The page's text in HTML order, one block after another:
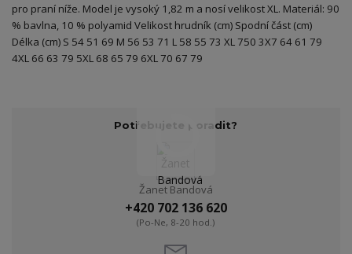
pro praní níže. Model je vysoký 1,82 m a nosí velikost XL. Materiál: 90
% bavlna, 10 % polyamid Velikost hrudník (cm) Spodní část (cm)
Délka (cm) S 54 51 69 M 56 53 71 L 58 55 73 XL 750 3X7 64 61 79
4XL 66 63 79 5XL 68 65 79 6XL 70 67 79
Potřebujete poradit?
Žanet Bandová
+420 702 136 620
(Po-Ne, 8-20 hod.)